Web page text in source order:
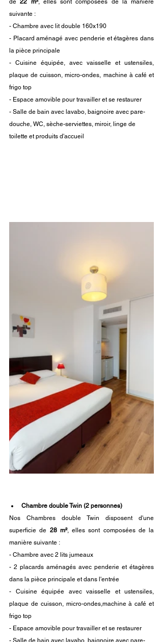
de 22 m², elles sont composées de la manière
suivante :
- Chambre avec lit double 160x190
- Placard aménagé avec penderie et étagères dans
la pièce principale
- Cuisine équipée, avec vaisselle et ustensiles,
plaque de cuisson, micro-ondes, machine à café et
frigo top
- Espace amovible pour travailler et se restaurer
- Salle de bain avec lavabo, baignoire avec pare-
douche, WC, sèche-serviettes, miroir, linge de
toilette et produits d'accueil
Chambre double Twin (2 personnes)
Nos Chambres double Twin disposent d'une
superficie de 28 m², elles sont composées de la
manière suivante :
- Chambre avec 2 lits jumeaux
​- 2 placards aménagés avec penderie et étagères
dans la pièce principale et dans l'entrée
- Cuisine équipée avec vaisselle et ustensiles,
plaque de cuisson, micro-ondes,machine à café et
frigo top
- Espace amovible pour travailler et se restaurer
​- Salle de bain avec lavabo, baignoire avec pare-